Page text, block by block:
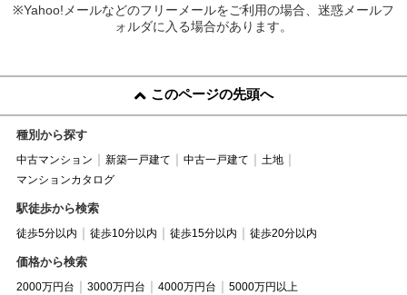
※Yahoo!メールなどのフリーメールをご利用の場合、迷惑メールフ
ォルダに入る場合があります。
このページの先頭へ
種別から探す
中古マンション 新築一戸建て 中古一戸建て
土地
マンションカタログ
駅徒歩から検索
徒歩5分以内 徒歩10分以内 徒歩15分以内 徒歩20分以内
価格から検索
2000万円台 3000万円台 4000万円台 5000万円以上